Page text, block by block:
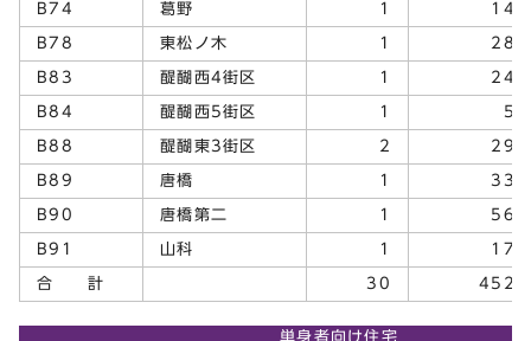
B74 葛野 1 14
B78 東松ノ木 1 28
B83 醍醐西4街区 1 24
B84 醍醐西5街区 1 5
B88 醍醐東3街区 2 29
B89 唐橋 1 33
B90 唐橋第二 1 56
B91 山科 1 17
合 計 30 452
単身者向け住宅